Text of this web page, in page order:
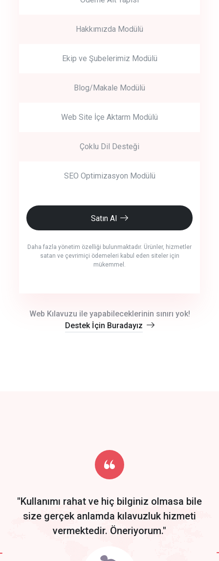
Hakkımızda Modülü
Ekip ve Şubelerimiz Modülü
Blog/Makale Modülü
Web Site İçe Aktarm Modülü
Çoklu Dil Desteği
SEO Optimizasyon Modülü
Satın Al
Daha fazla yönetim özelliği bulunmaktadır. Ürünler, hizmetler
satan ve çevrimiçi ödemeleri kabul eden siteler için
mükemmel.
Start by trying our service for 30 days free trial no credit card
required.
Web Kılavuzu ile yapabileceklerinin sınırı yok!
Destek İçin Buradayız
"Kullanımı rahat ve hiç bilginiz olmasa bile
size gerçek anlamda kılavuzluk hizmeti
vermektedir. Öneriyorum."